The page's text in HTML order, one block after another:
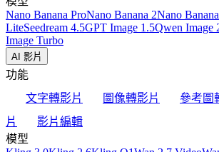
Nano Banana ProNano Banana 2Nano Banana
LiteSeedream 4.5GPT Image 1.5Qwen Image
Image Turbo
AI 影片
功能
文字轉影片
圖像轉影片 參考圖
片
影片編輯
模型